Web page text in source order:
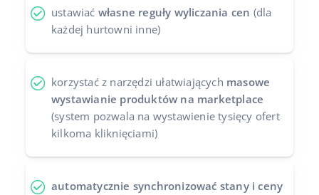
Base Courier
Odwiedź nas na:
中文
ustawiać własne reguły wyliczania cen (dla
każdej hurtowni inne)
korzystać z narzędzi ułatwiających masowe
wystawianie produktów na marketplace
(system pozwala na wystawienie tysięcy ofert
kilkoma kliknięciami)
automatycznie synchronizować stany i ceny